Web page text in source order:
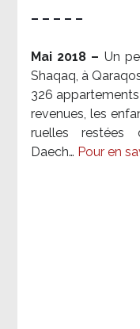
– – – – –
Mai 2018 – Un
Shaqaq, à
326
revenues, les
ruelles restées
Daech… Pour en